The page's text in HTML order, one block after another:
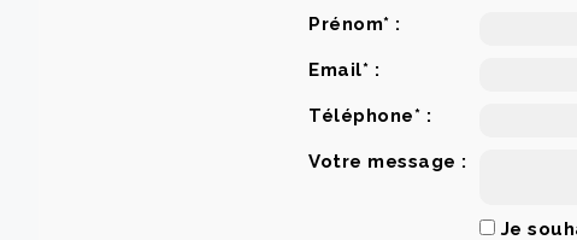
Prénom* :
Email* :
Téléphone* :
Votre message :
Je